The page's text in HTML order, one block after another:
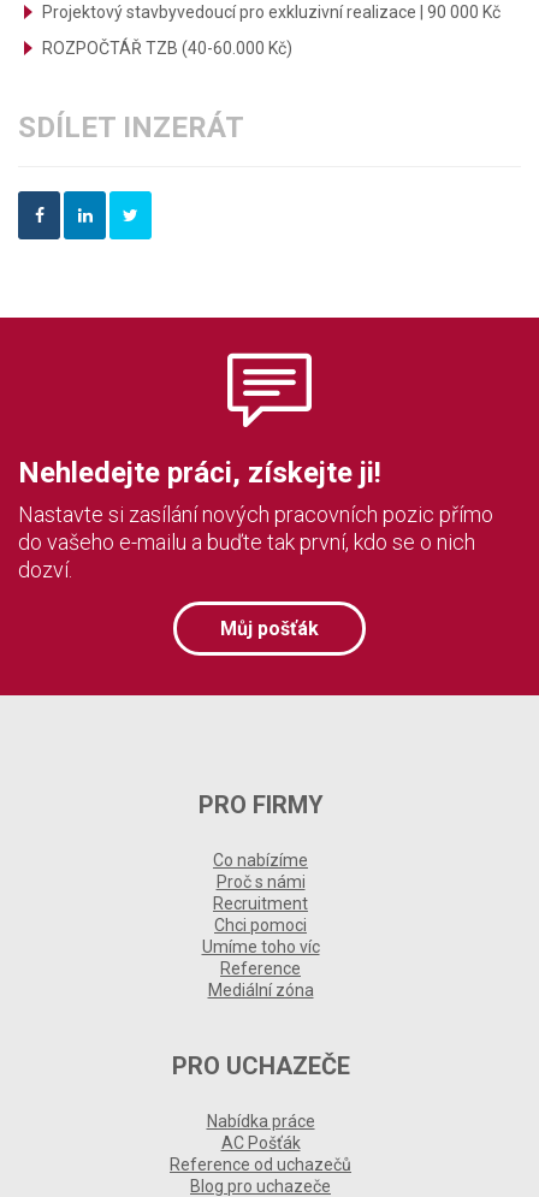
Projektový stavbyvedoucí pro exkluzivní realizace | 90 000 Kč
ROZPOČTÁŘ TZB (40-60.000 Kč)
SDÍLET INZERÁT
Nehledejte práci, získejte ji!
Nastavte si zasílání nových pracovních pozic přímo
do vašeho e-mailu a buďte tak první, kdo se o nich
dozví.
Můj pošťák
PRO FIRMY
Co nabízíme
Proč s námi
Recruitment
Chci pomoci
Umíme toho víc
Reference
Mediální zóna
PRO UCHAZEČE
Nabídka práce
AC Pošťák
Reference od uchazečů
Blog pro uchazeče